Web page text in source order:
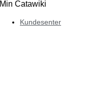
Min Catawiki
Kundesenter